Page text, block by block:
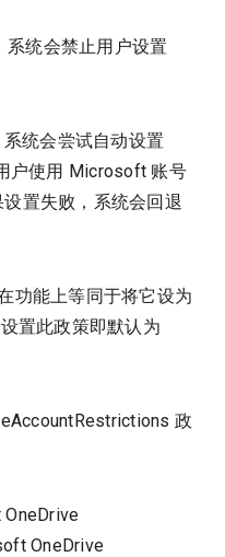
系统会禁止用户设置
统会尝试自动设置
户使用 Microsoft 账号
置失败，系统会回退
功能上等同于将它设为
置此政策即默认为
政
OneDrive